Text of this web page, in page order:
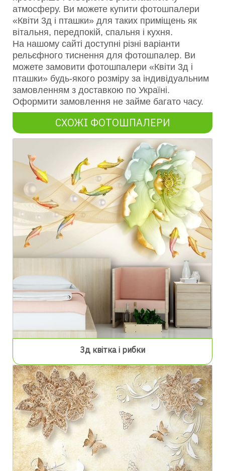
атмосферу. Ви можете купити фотошпалери
«Квіти 3д і пташки» для таких приміщень як
вітальня, передпокій, спальня і кухня.
На нашому сайті доступні різні варіанти
рельєфного тиснення для фотошпалер. Ви
можете замовити фотошпалери «Квіти 3д і
пташки» будь-якого розміру за індивідуальним
замовленням з доставкою по Україні.
Оформити замовлення не займе багато часу.
СХОЖІ ФОТОШПАЛЕРИ
3д квітка і рибки